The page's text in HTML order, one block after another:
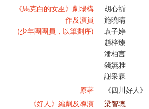
《馬克白的女巫》劇場構
作及演員
(少年團團員，以筆劃序)
胡心祈
施曉晴
袁子婷
趙梓臻
潘柏言
錢嬿雅
謝采霖
原著
《四川好人
《好人》編劇及導演
梁智聰